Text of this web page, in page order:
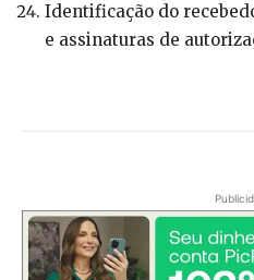
Identificação do
e assinaturas de